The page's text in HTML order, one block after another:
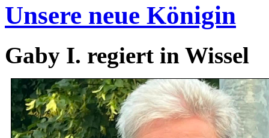
Unsere neue Königin
Gaby I. regiert in Wissel